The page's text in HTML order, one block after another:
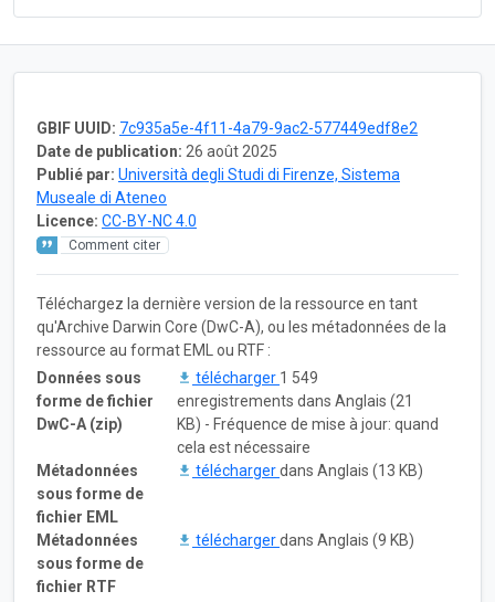
GBIF UUID: 7c935a5e-4f11-4a79-9ac2-577449edf8e2
Date de publication: 26 août 2025
Publié par: Università degli Studi di Firenze, Sistema
Museale di Ateneo
Licence: CC-BY-NC 4.0
Comment citer
Téléchargez la dernière version de la ressource en tant
qu'Archive Darwin Core (DwC-A), ou les métadonnées de la
ressource au format EML ou RTF :
Données sous
forme de fichier
DwC-A (zip)
télécharger 1 549
enregistrements dans Anglais (21
KB) - Fréquence de mise à jour: quand
cela est nécessaire
Métadonnées
sous forme de
fichier EML
téléchargerdans Anglais (13 KB)
Métadonnées
sous forme de
fichier RTF
téléchargerdans Anglais (9 KB)